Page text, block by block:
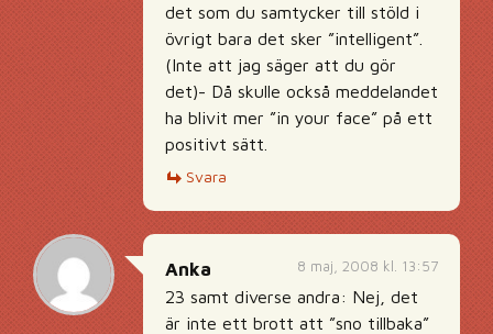
det som du samtycker till stöld i
övrigt bara det sker ”intelligent”.
(Inte att jag säger att du gör
det)- Då skulle också meddelandet
ha blivit mer ”in your face” på ett
positivt sätt.
Svara
8 maj, 2008 kl. 13:57
Anka
23 samt diverse andra: Nej, det
är inte ett brott att ”sno tillbaka”